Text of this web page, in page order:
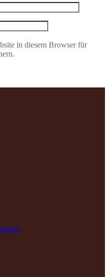
in diesem Browser für